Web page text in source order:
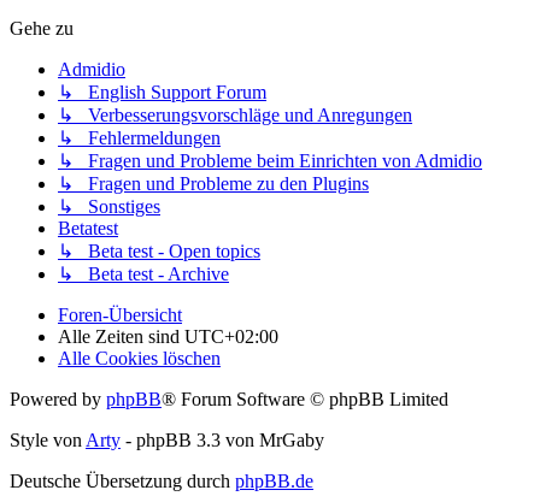
Gehe zu
Admidio
↳ English Support Forum
↳ Verbesserungsvorschläge und Anregungen
↳ Fehlermeldungen
↳ Fragen und Probleme beim Einrichten von Admidio
↳ Fragen und Probleme zu den Plugins
↳ Sonstiges
Betatest
↳ Beta test - Open topics
↳ Beta test - Archive
Foren-Übersicht
Alle Zeiten sind UTC+02:00
Alle Cookies löschen
Powered by phpBB® Forum Software © phpBB Limited
Style vonArty - phpBB 3.3 von MrGaby
Deutsche Übersetzung durch phpBB.de